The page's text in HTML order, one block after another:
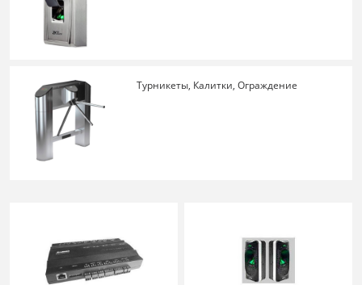
Турникеты, Калитки, Ограждение